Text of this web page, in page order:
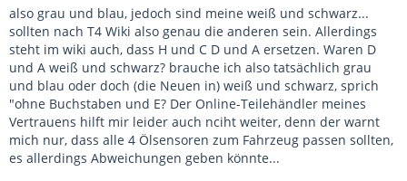
also grau und blau, jedoch sind meine weiß und schwarz...
sollten nach T4 Wiki also genau die anderen sein. Allerdings
steht im wiki auch, dass H und C D und A ersetzen. Waren D
und A weiß und schwarz? brauche ich also tatsächlich grau
und blau oder doch (die Neuen in) weiß und schwarz, sprich
"ohne Buchstaben und E? Der Online-Teilehändler meines
Vertrauens hilft mir leider auch nciht weiter, denn der warnt
mich nur, dass alle 4 Ölsensoren zum Fahrzeug passen sollten,
es allerdings Abweichungen geben könnte...